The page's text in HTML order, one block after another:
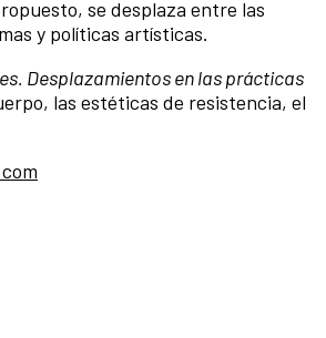
se desplaza entre las
y políticas artísticas.
Desplazamientos en las prácticas
las estéticas de resistencia, el